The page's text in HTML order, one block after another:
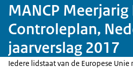
MANCP
Controleplan,
jaarverslag 2017
Iedere lidstaat van de Europese